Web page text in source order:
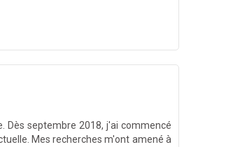
Dès septembre 2018, j'ai commencé
Mes recherches m'ont amené à